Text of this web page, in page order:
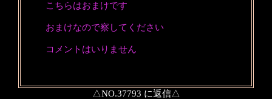
こちらはおまけです
おまけなので察してください
コメントはいりません
△NO.37793 に返信△